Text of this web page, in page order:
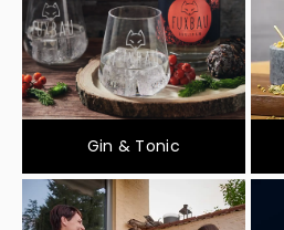
Gin & Tonic